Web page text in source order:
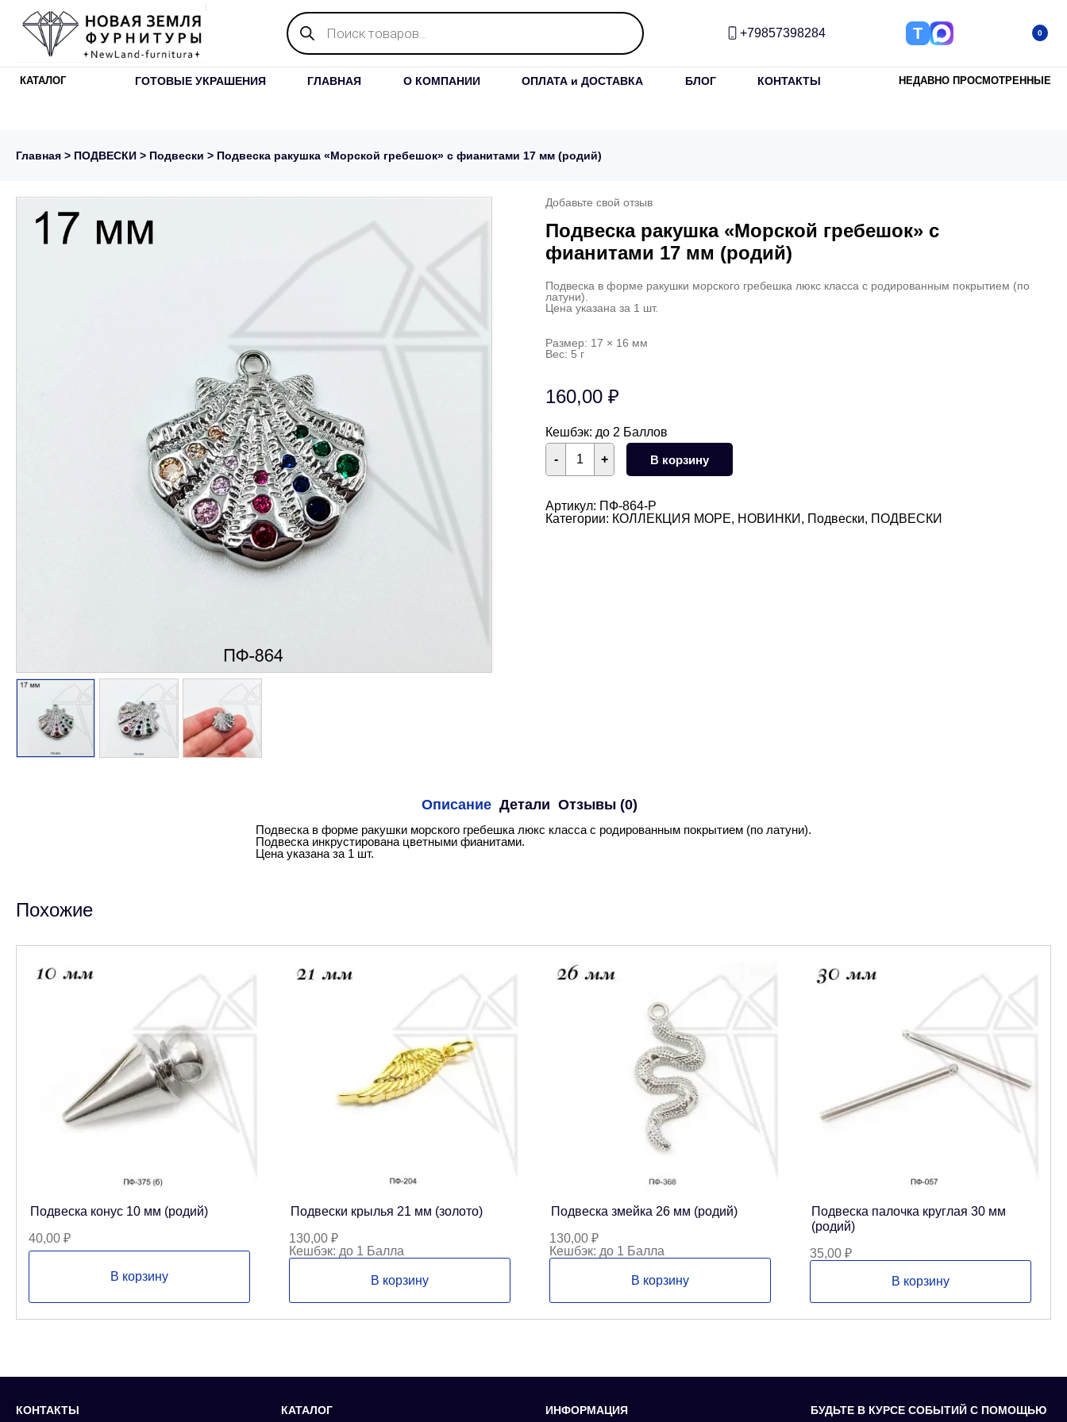
Поиск
товаров
+79857398284 Т 0
КАТАЛОГ ГОТОВЫЕ УКРАШЕНИЯ ГЛАВНАЯ О КОМПАНИИ ОПЛАТА и ДОСТАВКА БЛОГ КОНТАКТЫ НЕДАВНО ПРОСМОТРЕННЫЕ
Главная > ПОДВЕСКИ > Подвески > Подвеска ракушка «Морской гребешок» с фианитами 17 мм (родий)
Добавьте свой отзыв
Подвеска ракушка «Морской гребешок» с
фианитами 17 мм (родий)
Подвеска в форме ракушки морского гребешка люкс класса с родированным покрытием (по
латуни).
Цена указана за 1 шт.
Размер: 17 × 16 мм
Вес: 5 г
160,00 ₽
Кешбэк: до 2 Баллов
+
Количество
товара
Подвеска
"Морской
гребешок"
с
- В корзину
Артикул: ПФ-864-Р
Категории: КОЛЛЕКЦИЯ МОРЕ, НОВИНКИ , Подвески, ПОДВЕСКИ
Описание Детали Отзывы (0)
Подвеска в форме ракушки морского гребешка люкс класса с родированным покрытием (по латуни).
Подвеска инкрустирована цветными фианитами.
Цена указана за 1 шт.
Похожие
Подвеска конус 10 мм (родий)
40,00 ₽
В корзину
Подвески крылья 21 мм (золото)
130,00 ₽
Кешбэк: до 1 Балла
В корзину
Подвеска змейка 26 мм (родий)
130,00 ₽
Кешбэк: до 1 Балла
В корзину
Подвеска палочка круглая 30 мм
(родий)
35,00 ₽
В корзину
КОНТАКТЫ КАТАЛОГ ИНФОРМАЦИЯ БУДЬТЕ В КУРСЕ СОБЫТИЙ С ПОМОЩЬЮ